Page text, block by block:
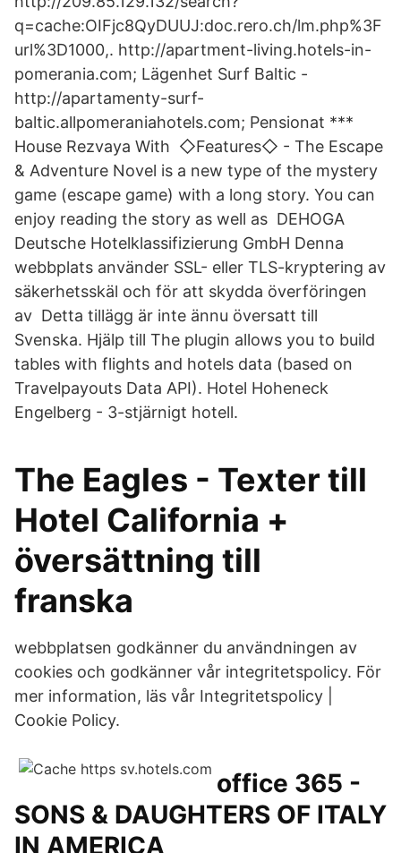
q=cache:OIFjc8QyDUUJ:doc.rero.ch/lm.php%3F
url%3D1000,. http://apartment-living.hotels-in-
pomerania.com; Lägenhet Surf Baltic -
http://apartamenty-surf-
baltic.allpomeraniahotels.com; Pensionat ***
House Rezvaya With ◇Features◇ - The Escape
& Adventure Novel is a new type of the mystery
game (escape game) with a long story. You can
enjoy reading the story as well as DEHOGA
Deutsche Hotelklassifizierung GmbH Denna
webbplats använder SSL- eller TLS-kryptering av
säkerhetsskäl och för att skydda överföringen
av Detta tillägg är inte ännu översatt till
Svenska. Hjälp till The plugin allows you to build
tables with flights and hotels data (based on
Travelpayouts Data API). Hotel Hoheneck
Engelberg - 3-stjärnigt hotell.
The Eagles - Texter till
Hotel California +
översättning till
franska
webbplatsen godkänner du användningen av
cookies och godkänner vår integritetspolicy. För
mer information, läs vår Integritetspolicy |
Cookie Policy.
office 365 -
SONS & DAUGHTERS OF ITALY
IN AMERICA